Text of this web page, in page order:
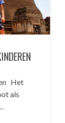
Het
als